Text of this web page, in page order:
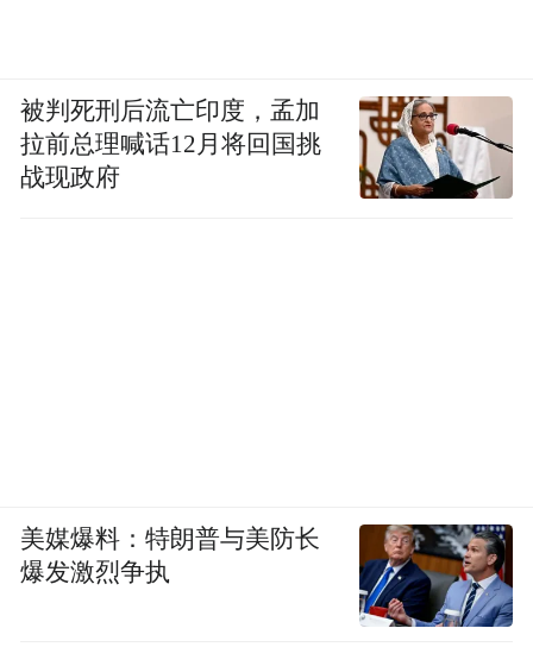
被判死刑后流亡印度，孟加
拉前总理喊话12月将回国挑
战现政府
美媒爆料：特朗普与美防长
爆发激烈争执